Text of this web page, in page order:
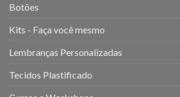
Botões
Kits - Faça você mesmo
Lembranças Personalizadas
Tecidos Plastificado